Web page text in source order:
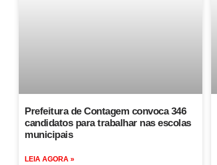
Prefeitura de Contagem convoca 346
candidatos para trabalhar nas escolas
municipais
LEIA AGORA »